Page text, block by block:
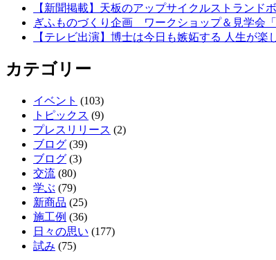
【新聞掲載】天板のアップサイクルストランド
ぎふものづくり企画 ワークショップ＆見学会
【テレビ出演】博士は今日も嫉妬する 人生が
カテゴリー
イベント (103)
トピックス (9)
プレスリリース (2)
ブログ (39)
ブログ (3)
交流 (80)
学ぶ (79)
新商品 (25)
施工例 (36)
日々の思い (177)
試み (75)